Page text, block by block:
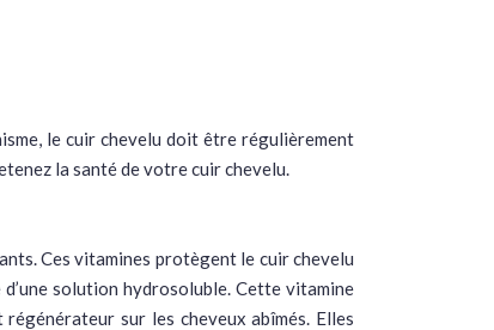
le cuir chevelu doit être régulièrement
la santé de votre cuir chevelu.
Ces vitamines protègent le cuir chevelu
solution hydrosoluble. Cette vitamine
sur les cheveux abîmés. Elles